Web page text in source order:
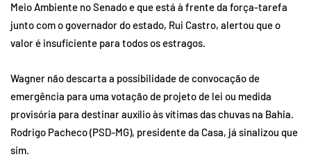
Meio Ambiente no Senado e que está à frente da força-tarefa
junto com o governador do estado, Rui Castro, alertou que o
valor é insuficiente para todos os estragos.
Wagner não descarta a possibilidade de convocação de
emergência para uma votação de projeto de lei ou medida
provisória para destinar auxílio às vítimas das chuvas na Bahia.
Rodrigo Pacheco (PSD-MG), presidente da Casa, já sinalizou que
sim.